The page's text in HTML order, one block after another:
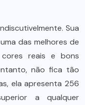
Sua
das melhores de
reais e bons
não fica tão
ela apresenta 256
a qualquer